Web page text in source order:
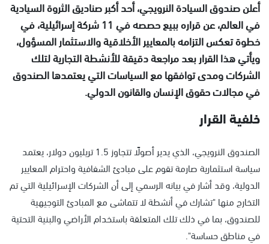
أعلن صندوق السيادة النرويجي، أحد أكبر صناديق الثروة السيادية
في العالم، عن قراره ببيع حصصه في 11 شركة إسرائيلية، في
خطوة تعكس التزامه بالمعايير الأخلاقية والاستثمار المسؤول،
ويأتي هذا القرار بعد مراجعة دقيقة للأنشطة التجارية لتلك
الشركات ومدى توافقها مع السياسات التي يعتمدها الصندوق
في مجالات حقوق الإنسان والقانون الدولي.
خلفية القرار
الصندوق النرويجي، الذي يدير أصولًا تتجاوز 1.5 تريليون دولار، يعتمد
سياسة استثمارية صارمة تقوم على مبادئ الشفافية واحترام المعايير
الدولية، وقد أشار في بيانه الرسمي إلى أن الشركات الإسرائيلية التي تم
التخارج منها "تشارك في أنشطة لا تتماشى مع المبادئ التوجيهية
للصندوق، بما في ذلك تلك المتعلقة باستخدام الأراضي والبنية التحتية
في مناطق حساسة".